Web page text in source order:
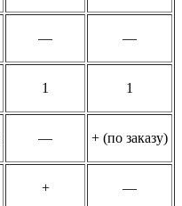
— —
1 1
— + (по заказу)
+ —